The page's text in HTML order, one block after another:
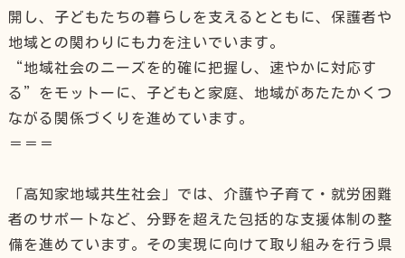
開し、子どもたちの暮らしを支えるとともに、保護者や
地域との関わりにも力を注いでいます。
“地域社会のニーズを的確に把握し、速やかに対応す
る”をモットーに、子どもと家庭、地域があたたかくつ
ながる関係づくりを進めています。
＝＝＝
「高知家地域共生社会」では、介護や子育て・就労困難
者のサポートなど、分野を超えた包括的な支援体制の整
備を進めています。その実現に向けて取り組みを行う県